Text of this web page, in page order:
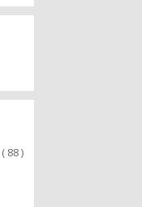
( 88 )